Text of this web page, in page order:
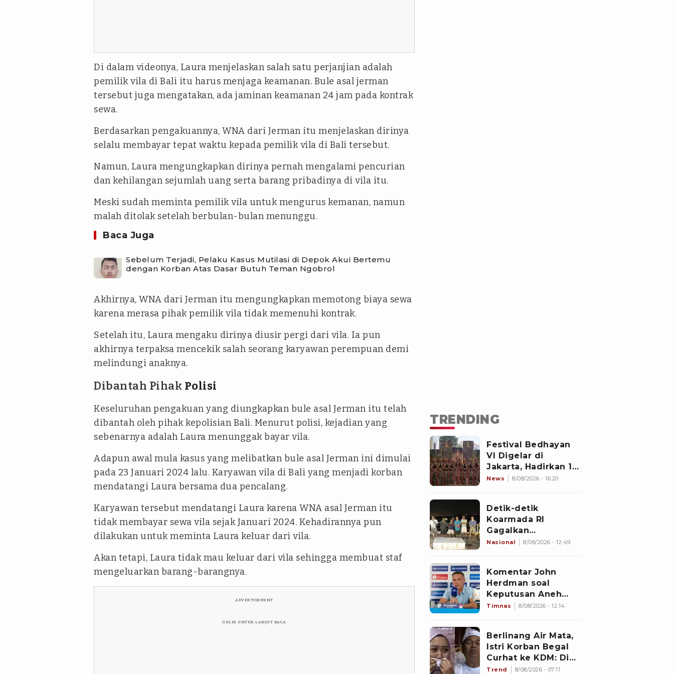
Di dalam videonya, Laura menjelaskan salah satu perjanjian adalah
pemilik vila di Bali itu harus menjaga keamanan. Bule asal jerman
tersebut juga mengatakan, ada jaminan keamanan 24 jam pada kontrak
sewa.
Berdasarkan pengakuannya, WNA dari Jerman itu menjelaskan dirinya
selalu membayar tepat waktu kepada pemilik vila di Bali tersebut.
Namun, Laura mengungkapkan dirinya pernah mengalami pencurian
dan kehilangan sejumlah uang serta barang pribadinya di vila itu.
Meski sudah meminta pemilik vila untuk mengurus kemanan, namun
malah ditolak setelah berbulan-bulan menunggu.
Baca Juga
Sebelum Terjadi, Pelaku Kasus Mutilasi di Depok Akui Bertemu
dengan Korban Atas Dasar Butuh Teman Ngobrol
Akhirnya, WNA dari Jerman itu mengungkapkan memotong biaya sewa
karena merasa pihak pemilik vila tidak memenuhi kontrak.
Setelah itu, Laura mengaku dirinya diusir pergi dari vila. Ia pun
akhirnya terpaksa mencekik salah seorang karyawan perempuan demi
melindungi anaknya.
Dibantah Pihak Polisi
Keseluruhan pengakuan yang diungkapkan bule asal Jerman itu telah
dibantah oleh pihak kepolisian Bali. Menurut polisi, kejadian yang
sebenarnya adalah Laura menunggak bayar vila.
Adapun awal mula kasus yang melibatkan bule asal Jerman ini dimulai
pada 23 Januari 2024 lalu. Karyawan vila di Bali yang menjadi korban
mendatangi Laura bersama dua pencalang.
Karyawan tersebut mendatangi Laura karena WNA asal Jerman itu
tidak membayar sewa vila sejak Januari 2024. Kehadirannya pun
dilakukan untuk meminta Laura keluar dari vila.
Akan tetapi, Laura tidak mau keluar dari vila sehingga membuat staf
mengeluarkan barang-barangnya.
ADVERTISEMENT
GULIR UNTUK LANJUT BACA
TRENDING
Festival Bedhayan
VI Digelar di
Jakarta, Hadirkan 16
Kelompok Tari dari
News 8/08/2026 - 16:20
Detik-detik
Koarmada RI
Gagalkan
Penyelundupan 1,3
Perairan Bintan
Nasional 8/08/2026 - 12:49
Komentar John
Herdman soal
Keputusan Aneh
Wasit Laga Timnas
AFF 2026: Percuma
Bahas Itu
Timnas 8/08/2026 - 12:14
Berlinang Air Mata,
Istri Korban Begal
Curhat ke KDM: Dia
Abis Shalat Tahajud
Trend 8/08/2026 - 07:11